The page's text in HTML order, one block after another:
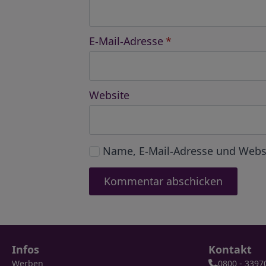
E-Mail-Adresse *
Website
Name, E-Mail-Adresse und
Infos
Werben
Kontakt
0800 -